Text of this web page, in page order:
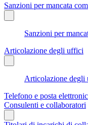
Sanzioni per mancata
Sanzioni per
Articolazione degli uffici
Articolazione degli
Telefono e posta
Consulenti e collaboratori